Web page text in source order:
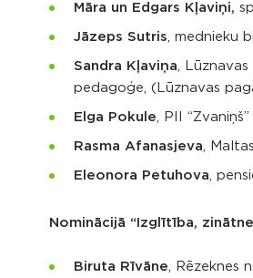
Māra un Edgars Kļaviņi,
Jāzeps Sutris, mednieku
Sandra Kļaviņa,
pedagoģe, (Lūznavas
Elga Pokule, PII
Rasma Afanasjeva,
Eleonora Petuhova,
Nominācijā “Izglītība,
Biruta Rīvāne, Rēzeknes